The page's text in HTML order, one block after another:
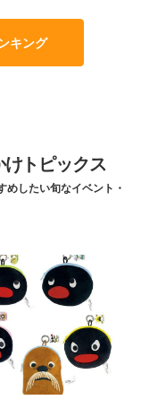
キング
トピックス
めしたい旬なイベント・